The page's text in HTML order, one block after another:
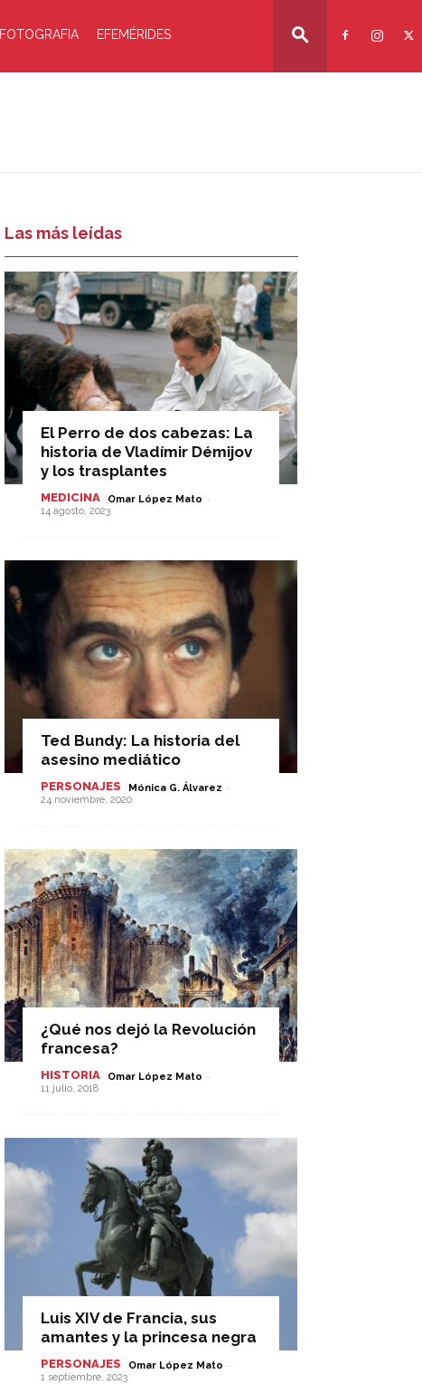
FOTOGRAFIA EFEMÉRIDES
Las más leídas
El Perro de dos cabezas: La
historia de Vladímir Démijov
y los trasplantes
MEDICINA Omar López Mato -
14 agosto, 2023
Ted Bundy: La historia del
asesino mediático
PERSONAJES Mónica G. Álvarez -
24 noviembre, 2020
¿Qué nos dejó la Revolución
francesa?
HISTORIA Omar López Mato -
11 julio, 2018
Luis XIV de Francia, sus
amantes y la princesa negra
PERSONAJES Omar López Mato -
1 septiembre, 2023